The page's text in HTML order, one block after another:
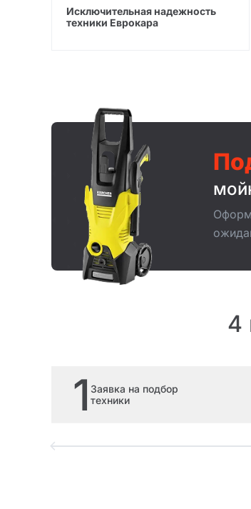
Исключительная надежность
техники Еврокара
4
1 Заявка на подбор
техники